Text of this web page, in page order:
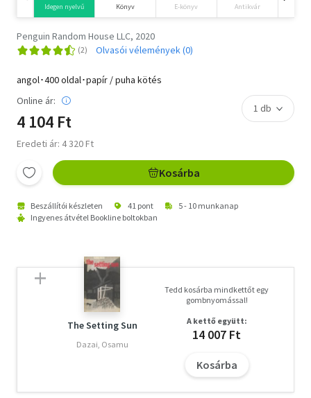
Idegen nyelvű Könyv E-könyv Antikvár
Penguin Random House LLC, 2020
Olvasói vélemények (0)
angol･400 oldal･papír / puha kötés
Online ár:
4 104 Ft
Eredeti ár: 4 320 Ft
Kosárba
Beszállítói készleten 41 pont
5 - 10 munkanap
Ingyenes átvétel Bookline boltokban
The Setting Sun
Dazai, Osamu
Tedd kosárba mindkettőt egy
gombnyomással!
A kettő együtt:
14 007 Ft
Kosárba